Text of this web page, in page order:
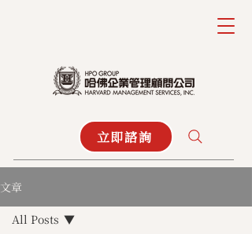
立即諮詢
文章
All Posts